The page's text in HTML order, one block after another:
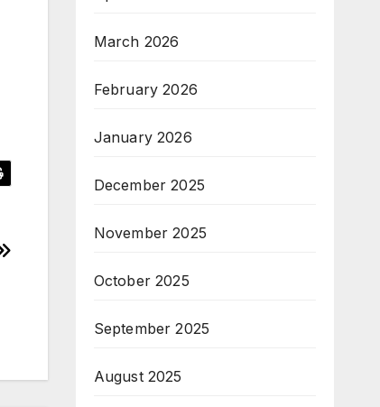
March 2026
February 2026
January 2026
December 2025
November 2025
October 2025
September 2025
August 2025